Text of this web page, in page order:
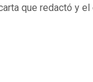
que redactó y el